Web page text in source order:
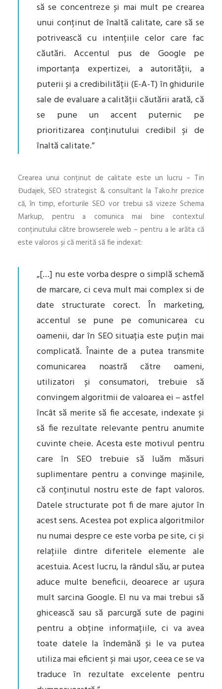
să se concentreze și mai mult pe crearea
unui conținut de înaltă calitate, care să se
potrivească cu intențiile celor care fac
căutări. Accentul pus de Google pe
importanța expertizei, a autorității, a
puterii și a credibilității (E-A-T) în ghidurile
sale de evaluare a calității căutării arată, că
se pune un accent puternic pe
prioritizarea conținutului credibil și de
înaltă calitate.”
Crearea unui conținut de calitate este un lucru – Tin
Đudajek, SEO strategist & consultant la Tako.hr prezice
că, în timp, eforturile SEO vor trebui să vizeze Schema
Markup, pentru a comunica mai bine contextul
conținutului către browserele web – pentru a le arăta că
este valoros și că merită să fie indexat:
„[…] nu este vorba despre o simplă schemă
de marcare, ci ceva mult mai complex si de
date structurate corect. În marketing,
accentul se pune pe comunicarea cu
oamenii, dar în SEO situația este puțin mai
complicată. Înainte de a putea transmite
comunicarea noastră către oameni,
utilizatori și consumatori, trebuie să
convingem algoritmii de valoarea ei – astfel
încât să merite să fie accesate, indexate și
să fie rezultate relevante pentru anumite
cuvinte cheie. Acesta este motivul pentru
care în SEO trebuie să luăm măsuri
suplimentare pentru a convinge mașinile,
că conținutul nostru este de fapt valoros.
Datele structurate pot fi de mare ajutor în
acest sens. Acestea pot explica algoritmilor
nu numai despre ce este vorba pe site, ci și
relațiile dintre diferitele elemente ale
acestuia. Acest lucru, la rândul său, ar putea
aduce multe beneficii, deoarece ar ușura
mult sarcina Google. El nu va mai trebui să
ghicească sau să parcurgă sute de pagini
pentru a obține informațiile, ci va avea
toate datele la îndemână și le va putea
utiliza mai eficient și mai ușor, ceea ce se va
traduce în rezultate excelente pentru